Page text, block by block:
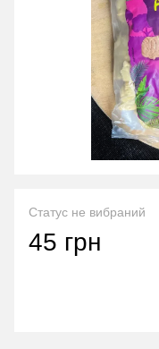
Статус не вибраний
45 грн